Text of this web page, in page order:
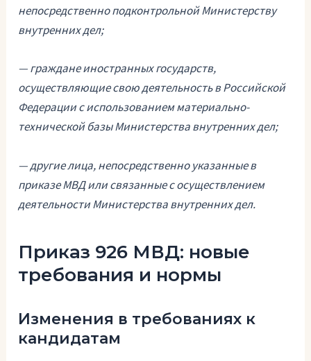
непосредственно подконтрольной Министерству
внутренних дел;
— граждане иностранных государств,
осуществляющие свою деятельность в Российской
Федерации с использованием материально-
технической базы Министерства внутренних дел;
— другие лица, непосредственно указанные в
приказе МВД или связанные с осуществлением
деятельности Министерства внутренних дел.
Приказ 926 МВД: новые
требования и нормы
Изменения в требованиях к
кандидатам